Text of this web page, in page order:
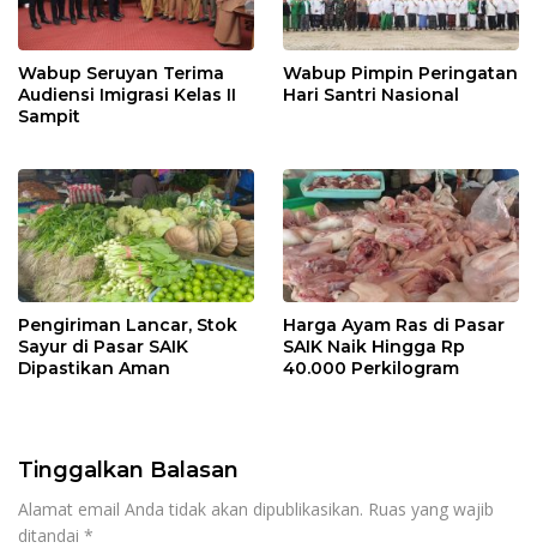
Wabup Seruyan Terima
Audiensi Imigrasi Kelas II
Sampit
Wabup Pimpin Peringatan
Hari Santri Nasional
Pengiriman Lancar, Stok
Sayur di Pasar SAIK
Dipastikan Aman
Harga Ayam Ras di Pasar
SAIK Naik Hingga Rp
40.000 Perkilogram
Tinggalkan Balasan
Alamat email Anda tidak akan dipublikasikan. Ruas yang wajib
ditandai *